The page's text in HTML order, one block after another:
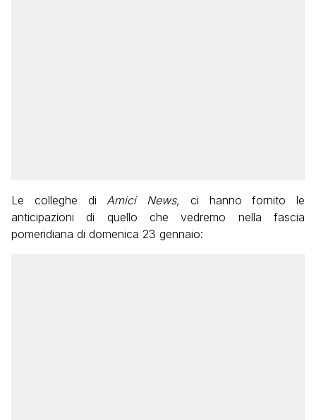
Le colleghe diAmici News, ci hanno fornito le
anticipazioni di quello che vedremo nella fascia
pomeridiana di domenica 23 gennaio: